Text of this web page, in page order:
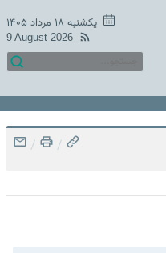
یکشنبه ۱۸ مرداد ۱۴۰۵
9 August 2026
/
/